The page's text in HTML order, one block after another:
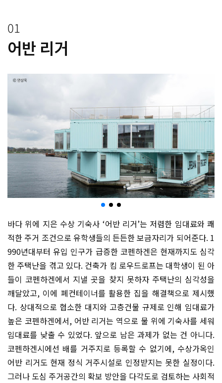
01
어반 리거
바다 위에 지은 수상 기숙사 ‘어반 리거’는 저렴한 임대료와 쾌
적한 주거 조건으로 유학생들의 든든한 보금자리가 되어준다. 1
990년대부터 유입 인구가 급증한 코펜하겐은 현재까지도 심각
한 주택난을 겪고 있다. 건축가 킴 로우드로프는 대학생이 된 아
들이 코펜하겐에서 지낼 곳을 찾지 못하자 주택난의 심각성을
깨달았고, 이에 폐컨테이너를 활용한 집을 해결책으로 제시했
다. 상대적으로 협소한 대지와 고층건물 규제로 인해 임대료가
높은 코펜하겐에서, 어반 리거는 역으로 물 위에 기숙사를 세워
임대료를 낮출 수 있었다. 앞으로 남은 과제가 없는 건 아니다.
코펜하겐시에선 배를 거주지로 등록할 수 없기에, 수상가옥인
어반 리거도 현재 정식 거주시설로 인정받지는 못한 실정이다.
그러나 도심 주거공간의 확보 방안을 다각도로 검토하는 사회적